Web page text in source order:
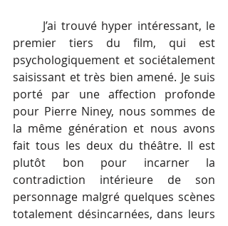
J’ai trouvé hyper intéressant, le
premier tiers du film, qui est
psychologiquement et sociétalement
saisissant et très bien amené. Je suis
porté par une affection profonde
pour Pierre Niney, nous sommes de
la même génération et nous avons
fait tous les deux du théâtre. Il est
plutôt bon pour incarner la
contradiction intérieure de son
personnage malgré quelques scènes
totalement désincarnées, dans leurs